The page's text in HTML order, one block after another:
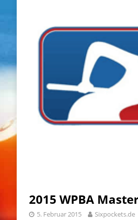
2015 WPBA
5. Februar 2015 Sixpockets.de